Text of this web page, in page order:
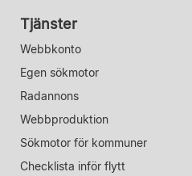
Tjänster
Webbkonto
Egen sökmotor
Radannons
Webbproduktion
Sökmotor för kommuner
Checklista inför flytt